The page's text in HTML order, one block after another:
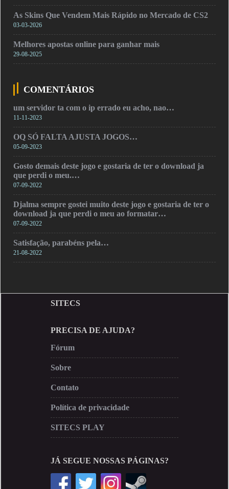
As Skins Que Vendem Mais Rápido no Mercado de CS2
03-03-2026
Melhores apostas online para ganhar mais
29-08-2025
COMENTÁRIOS
um servidor ta com o ip errado eu acho, nao…
11-11-2023
OQ SÓ FALTA AJUSTA JOGOS…
05-09-2023
Gosto demais deste jogo e gostaria de ter o download ja
que perdi o meu.…
07-09-2022
Djalma sempre gostei muito deste jogo e gostaria de ter o
download ja que perdi o meu ao formatar…
07-09-2022
Satisfação, parabéns pela…
21-08-2022
SITECS
PRECISA DE AJUDA?
Fórum
Sobre
Contato
Política de privacidade
SITECS PLAY
JÁ SEGUE NOSSAS PÁGINAS?